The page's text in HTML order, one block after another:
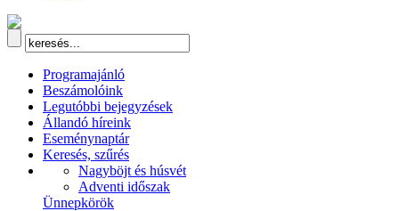
Programajánló
Beszámolóink
Legutóbbi bejegyzések
Állandó híreink
Eseménynaptár
Keresés, szűrés
Nagyböjt és húsvét
Adventi időszak
Ünnepkörök